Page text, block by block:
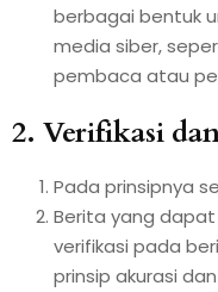
berbagai bentuk
media siber,
pembaca atau
2. Verifikasi
Pada prinsipnya
Berita yang dapat
verifikasi pada
prinsip akurasi